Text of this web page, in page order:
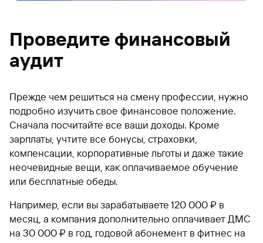
Проведите финансовый
аудит
Прежде чем решиться на смену профессии, нужно
подробно изучить свое финансовое положение.
Сначала посчитайте все ваши доходы. Кроме
зарплаты, учтите все бонусы, страховки,
компенсации, корпоративные льготы и даже такие
неочевидные вещи, как оплачиваемое обучение
или бесплатные обеды.
Например, если вы зарабатываете 120 000 ₽ в
месяц, а компания дополнительно оплачивает ДМС
на 30 000 ₽ в год, годовой абонемент в фитнес на